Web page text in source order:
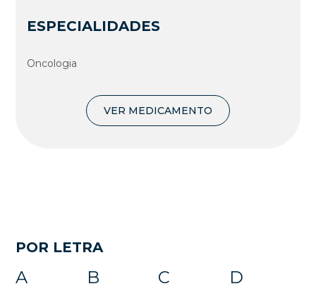
ESPECIALIDADES
Oncologia
VER MEDICAMENTO
POR LETRA
A B C
D